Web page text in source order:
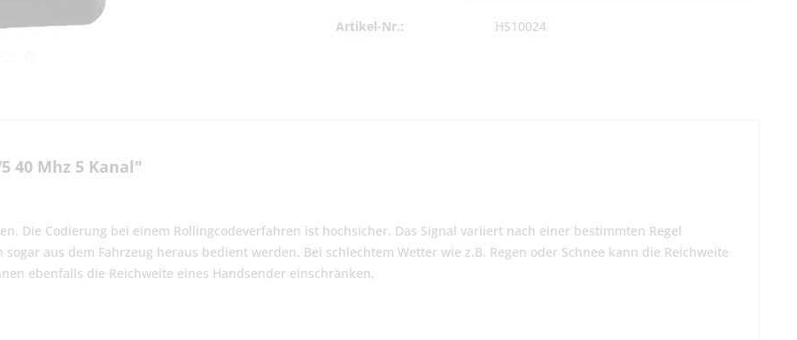
Artikel-Nr.: HS10024
40 Mhz 5 Kanal"
Die Codierung bei einem Rollingcodeverfahren ist hochsicher. Das Signal variiert nach einer bestimmten Regel
aus dem Fahrzeug heraus bedient werden. Bei schlechtem Wetter wie z.B. Regen oder Schnee kann die Reichweite
ebenfalls die Reichweite eines Handsender einschränken,